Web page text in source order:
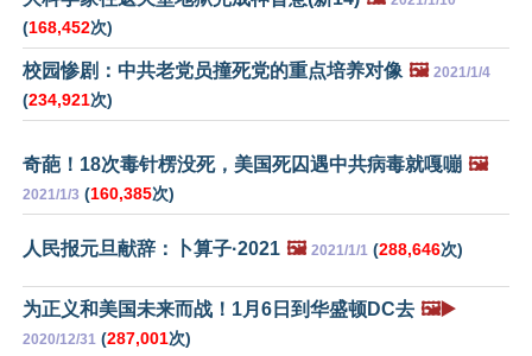
(168,452次)
校园惨剧：中共老党员撞死党的重点培养对像 🖼️ 2021/1/4
(234,921次)
奇葩！18次毒针楞没死，美国死囚遇中共病毒就嘎嘣 🖼️
2021/1/3 (160,385次)
人民报元旦献辞：卜算子·2021 🖼️ 2021/1/1 (288,646次)
为正义和美国未来而战！1月6日到华盛顿DC去 🖼️▶️
2020/12/31 (287,001次)